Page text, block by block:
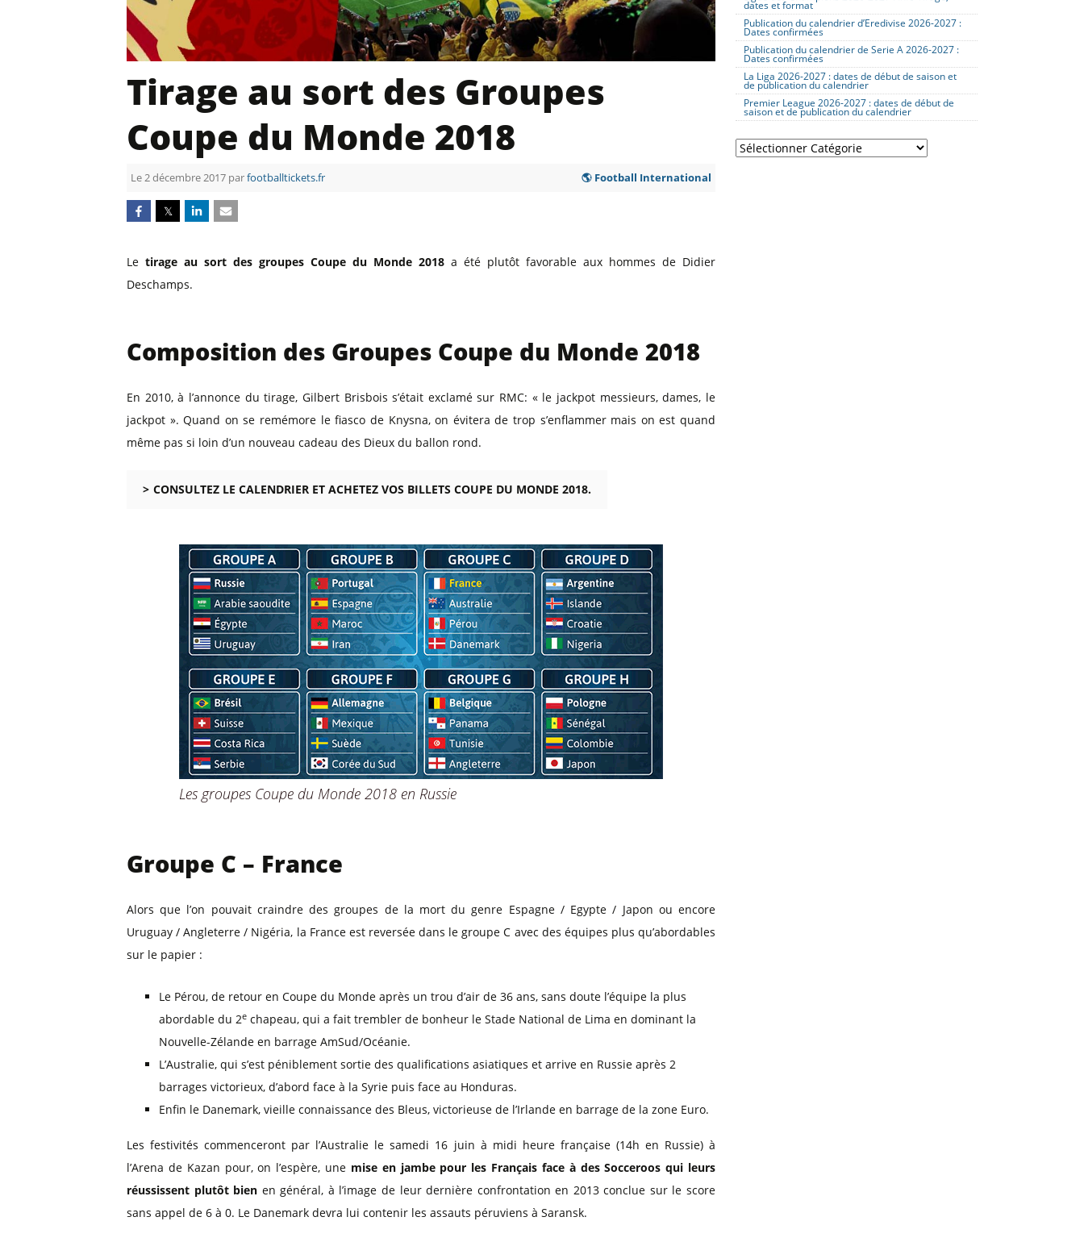
Billets Primeira Liga Portugal
Billets Eredivisie Pays-Bas
Billets Pro League Belgique
Billets Coupe d’Asie 2027
Billets Euro 2028
Billets Copa América
Séville
Munich
Tirage au sort des Groupes
Coupe du Monde 2018
Le 2 décembre 2017 parfootballtickets.fr 🌎 Football International
𝕏
Le tirage au sort des groupes Coupe du Monde 2018 a été plutôt favorable aux hommes de Didier
Deschamps.
Composition des Groupes Coupe du Monde 2018
En 2010, à l’annonce du tirage, Gilbert Brisbois s’était exclamé sur RMC: « le jackpot messieurs, dames, le
jackpot ». Quand on se remémore le fiasco de Knysna, on évitera de trop s’enflammer mais on est quand
même pas si loin d’un nouveau cadeau des Dieux du ballon rond.
CONSULTEZ LE CALENDRIER ET ACHETEZ VOS BILLETS COUPE DU MONDE 2018.
Les groupes Coupe du Monde 2018 en Russie
Groupe C – France
Alors que l’on pouvait craindre des groupes de la mort du genre Espagne / Egypte / Japon ou encore
Uruguay / Angleterre / Nigéria, la France est reversée dans le groupe C avec des équipes plus qu’abordables
sur le papier :
Le Pérou, de retour en Coupe du Monde après un trou d’air de 36 ans, sans doute l’équipe la plus
abordable du 2e chapeau, qui a fait trembler de bonheur le Stade National de Lima en dominant la
Nouvelle-Zélande en barrage AmSud/Océanie.
L’Australie, qui s’est péniblement sortie des qualifications asiatiques et arrive en Russie après 2
barrages victorieux, d’abord face à la Syrie puis face au Honduras.
Enfin le Danemark, vieille connaissance des Bleus, victorieuse de l’Irlande en barrage de la zone Euro.
Les festivités commenceront par l’Australie le samedi 16 juin à midi heure française (14h en Russie) à
l’Arena de Kazan pour, on l’espère, une mise en jambe pour les Français face à des Socceroos qui leurs
réussissent plutôt bien en général, à l’image de leur dernière confrontation en 2013 conclue sur le score
sans appel de 6 à 0. Le Danemark devra lui contenir les assauts péruviens à Saransk.
dates et format
Publication du calendrier d’Eredivise 2026-2027 :
Dates confirmées
Publication du calendrier de Serie A 2026-2027 :
Dates confirmées
La Liga 2026-2027 : dates de début de saison et
de publication du calendrier
Premier League 2026-2027 : dates de début de
saison et de publication du calendrier
Catégories